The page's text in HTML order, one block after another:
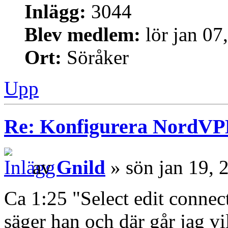
Inlägg: 3044
Blev medlem: lör jan
Ort: Söråker
Upp
Re: Konfigurera
avGnild » sön jan 19,
Ca 1:25 "Select edit
säger han och där går jag